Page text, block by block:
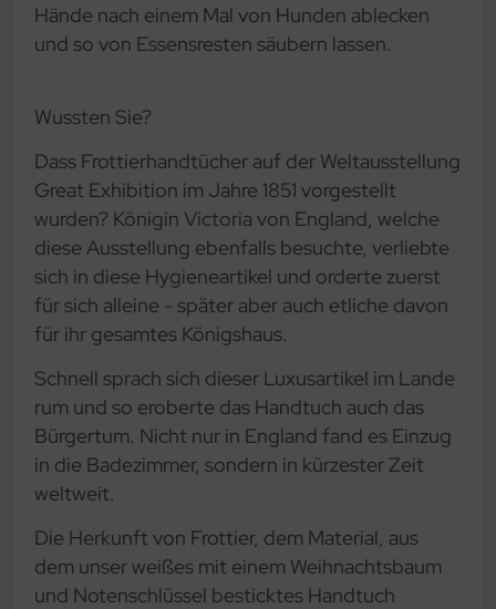
Hände nach einem Mal von Hunden ablecken
und so von Essensresten säubern lassen.
Wussten Sie?
Dass Frottierhandtücher auf der Weltausstellung
Great Exhibition im Jahre 1851 vorgestellt
wurden? Königin Victoria von England, welche
diese Ausstellung ebenfalls besuchte, verliebte
sich in diese Hygieneartikel und orderte zuerst
für sich alleine - später aber auch etliche davon
für ihr gesamtes Königshaus.
Schnell sprach sich dieser Luxusartikel im Lande
rum und so eroberte das Handtuch auch das
Bürgertum. Nicht nur in England fand es Einzug
in die Badezimmer, sondern in kürzester Zeit
weltweit.
Die Herkunft von Frottier, dem Material, aus
dem unser weißes mit einem Weihnachtsbaum
und Notenschlüssel besticktes Handtuch